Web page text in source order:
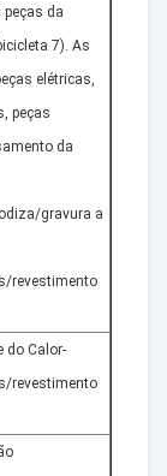
da
7). As
elétricas,
peças
da
gravura a
revestimento
do Calor-
revestimento